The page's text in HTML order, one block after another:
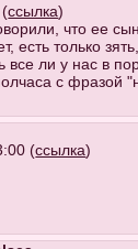
(ссылка)
что ее
есть только
все ли у нас в
с фразой
(ссылка)